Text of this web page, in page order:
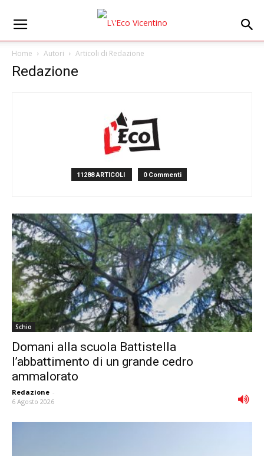
Home Autori Articoli di Redazione
Redazione
11288 ARTICOLI 0 Commenti
Schio
Domani alla scuola Battistella
l’abbattimento di un grande cedro
ammalorato
Redazione -
6 Agosto 2026